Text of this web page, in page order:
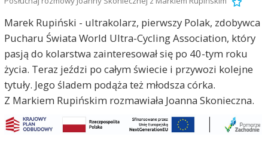
Marek Rupiński - ultrakolarz, pierwszy Polak, zdobywca
Pucharu Świata World Ultra-Cycling Association, który
pasją do kolarstwa zainteresował się po 40-tym roku
życia. Teraz jeździ po całym świecie i przywozi kolejne
tytuły. Jego śladem podąża też młodsza córka.
Z Markiem Rupińskim rozmawiała Joanna Skonieczna.